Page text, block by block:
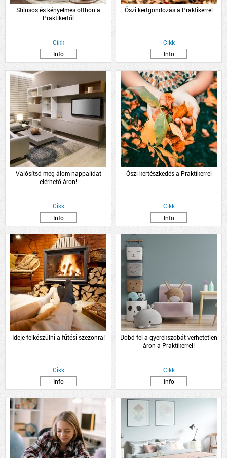
Stílusos és kényelmes otthon a
Praktikertől
Cikk
Info
Őszi kertgondozás a Praktikerrel
Cikk
Info
Valósítsd meg álom nappalidat
elérhető áron!
Cikk
Info
Őszi kertészkedés a Praktikerrel
Cikk
Info
Ideje felkészülni a fűtési szezonra!
Cikk
Info
Dobd fel a gyerekszobát verhetetlen
áron a Praktikerrel!
Cikk
Info